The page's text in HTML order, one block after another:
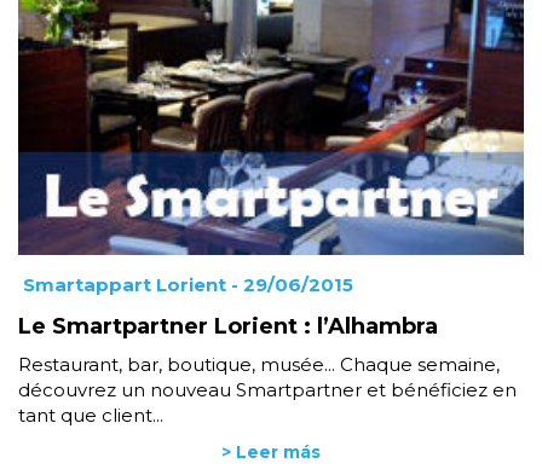
Smartappart Lorient - 29/06/2015
Le Smartpartner Lorient : l’Alhambra
Restaurant, bar, boutique, musée... Chaque semaine,
découvrez un nouveau Smartpartner et bénéficiez en
tant que client...
> Leer más